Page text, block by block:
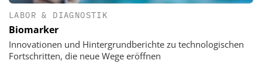
LABOR & DIAGNOSTIK
Biomarker
Innovationen und Hintergrundberichte zu technologischen
Fortschritten, die neue Wege eröffnen